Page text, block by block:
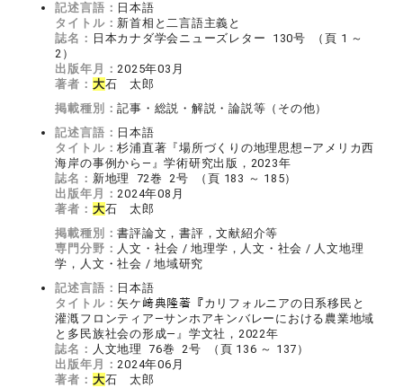
記述言語： 日本語
タイトル： 新首相と二言語主義と
誌名： 日本カナダ学会ニューズレター 130号 （頁 1 ～
2）
出版年月：2025年03月
著者： 大石 太郎
掲載種別：記事・総説・解説・論説等（その他）
記述言語： 日本語
タイトル：杉浦直著『場所づくりの地理思想―アメリカ西
海岸の事例から―』学術研究出版，2023年
誌名： 新地理 72巻 2号 （頁 183 ～ 185）
出版年月：2024年08月
著者： 大石 太郎
掲載種別：書評論文，書評，文献紹介等
専門分野： 人文・社会 / 地理学，人文・社会 / 人文地理
学，人文・社会 / 地域研究
記述言語： 日本語
タイトル： 矢ケ﨑典隆著『カリフォルニアの日系移民と
灌漑フロンティア―サンホアキンバレーにおける農業地域
と多民族社会の形成―』学文社，2022年
誌名： 人文地理 76巻 2号 （頁 136 ～ 137）
出版年月：2024年06月
著者： 大石 太郎